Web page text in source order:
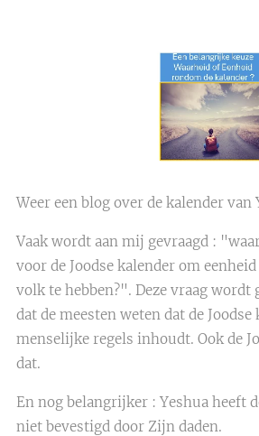
Weer een blog over de kalender van
Vaak wordt aan mij gevraagd :
voor de Joodse kalender om
volk te hebben?". Deze vraag wordt
dat de meesten weten dat de
menselijke regels inhoudt. Ook de
dat.
En nog belangrijker : Yeshua heeft
niet bevestigd door Zijn daden.